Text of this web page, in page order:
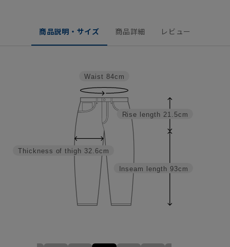
商品説明・サイズ 商品詳細 レビュー
Inseam length 93cm
Rise length 21.5cm
Thickness of thigh 32.6cm
Waist 84cm